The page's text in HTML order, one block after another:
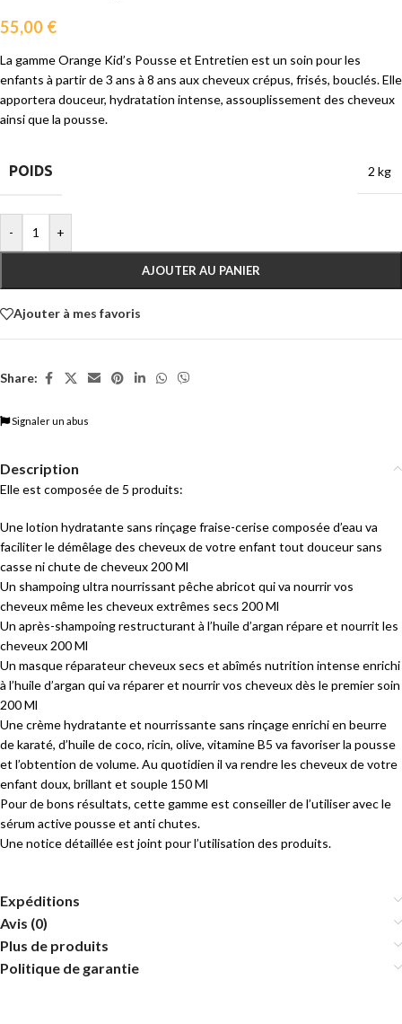
55,00 €
La gamme Orange Kid’s Pousse et Entretien est un soin pour les
enfants à partir de 3 ans à 8 ans aux cheveux crépus, frisés, bouclés. Elle
apportera douceur, hydratation intense, assouplissement des cheveux
ainsi que la pousse.
POIDS 2 kg
- +
AJOUTER AU PANIER
Ajouter à mes favoris
Share:
Signaler un abus
Description
Elle est composée de 5 produits:
Une lotion hydratante sans rinçage fraise-cerise composée d’eau va
faciliter le démêlage des cheveux de votre enfant tout douceur sans
casse ni chute de cheveux 200 Ml
Un shampoing ultra nourrissant pêche abricot qui va nourrir vos
cheveux même les cheveux extrêmes secs 200 Ml
Un après-shampoing restructurant à l’huile d’argan répare et nourrit les
cheveux 200 Ml
Un masque réparateur cheveux secs et abîmés nutrition intense enrichi
à l’huile d’argan qui va réparer et nourrir vos cheveux dès le premier soin
200 Ml
Une crème hydratante et nourrissante sans rinçage enrichi en beurre
de karaté, d’huile de coco, ricin, olive, vitamine B5 va favoriser la pousse
et l’obtention de volume. Au quotidien il va rendre les cheveux de votre
enfant doux, brillant et souple 150 Ml
Pour de bons résultats, cette gamme est conseiller de l’utiliser avec le
sérum active pousse et anti chutes.
Une notice détaillée est joint pour l’utilisation des produits.
Expéditions
Avis (0)
Plus de produits
Politique de garantie